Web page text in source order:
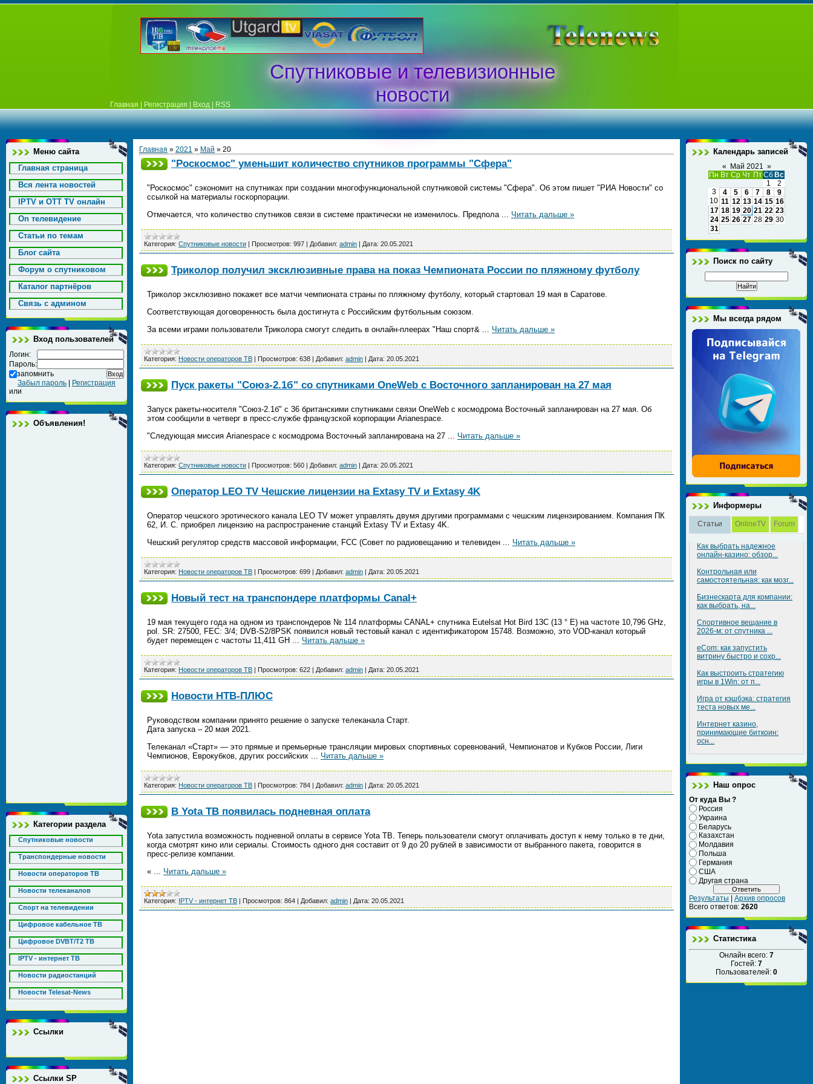
Спутниковые и телевизионные
новости
Главная Регистрация Вход RSS
Меню сайта
Главная страница
Вся лента новостей
IPTV и OTT TV онлайн
On телевидение
Статьи по темам
Блог сайта
Форум о спутниковом
Каталог партнёров
Cвязь с админом
Вход пользователей
Логин:
Пароль:
запомнить
Забыл пароль
Регистрация
или
Объявления!
Категории раздела
Спутниковые новости
Транспондерные новости
Новости операторов ТВ
Новости телеканалов
Спорт на телевидении
Цифровое кабельное ТВ
Цифровое DVBT/T2 ТВ
IPTV - интернет ТВ
Новости радиостанций
Новости Telesat-News
Ссылки
Ссылки SP
Главная » 2021 » Май » 20
"Роскосмос" уменьшит количество спутников программы "Сфера"
"Роскосмос" сэкономит на спутниках при создании многофункциональной спутниковой системы "Сфера". Об этом пишет "РИА Новости" со
ссылкой на материалы госкорпорации.
Отмечается, что количество спутников связи в системе практически не изменилось. Предпола ... Читать дальше »
Категория: Спутниковые новости | Просмотров: 997 | Добавил: admin | Дата: 20.05.2021
Триколор получил эксклюзивные права на показ Чемпионата России по пляжному футболу
Триколор эксклюзивно покажет все матчи чемпионата страны по пляжному футболу, который стартовал 19 мая в Саратове.
Соответствующая договоренность была достигнута с Российским футбольным союзом.
За всеми играми пользователи Триколора смогут следить в онлайн-плеерах "Наш спорт& ... Читать дальше »
Категория: Новости операторов ТВ | Просмотров: 638 | Добавил: admin | Дата: 20.05.2021
Пуск ракеты "Союз-2.1б" со спутниками OneWeb с Восточного запланирован на 27 мая
Запуск ракеты-носителя "Союз-2.1б" с 36 британскими спутниками связи OneWeb с космодрома Восточный запланирован на 27 мая. Об
этом сообщили в четверг в пресс-службе французской корпорации Arianespace.
"Следующая миссия Arianespace с космодрома Восточный запланирована на 27 ... Читать дальше »
Категория: Спутниковые новости | Просмотров: 560 | Добавил: admin | Дата: 20.05.2021
Оператор LEO TV Чешские лицензии на Extasy TV и Extasy 4K
Оператор чешского эротического канала LEO TV может управлять двумя другими программами с чешским лицензированием. Компания ПК
62, И. С. приобрел лицензию на распространение станций Extasy TV и Extasy 4K.
Чешский регулятор средств массовой информации, FCC (Совет по радиовещанию и телевиден ... Читать дальше »
Категория: Новости операторов ТВ | Просмотров: 699 | Добавил: admin | Дата: 20.05.2021
Новый тест на транспондере платформы Canal+
19 мая текущего года на одном из транспондеров № 114 платформы CANAL+ спутника Eutelsat Hot Bird 13C (13 ° E) на частоте 10,796 GHz,
pol. SR: 27500, FEC: 3/4; DVB-S2/8PSK появился новый тестовый канал с идентификатором 15748. Возможно, это VOD-канал который
будет перемещен с частоты 11,411 GH ... Читать дальше »
Категория: Новости операторов ТВ | Просмотров: 622 | Добавил: admin | Дата: 20.05.2021
Новости НТВ-ПЛЮС
Руководством компании принято решение о запуске телеканала Старт.
Дата запуска –​ 20 мая 2021.
Телеканал «Старт»​ — это прямые и премьерные трансляции мировых спортивных соревнований, Чемпионатов и Кубков России, Лиги
Чемпионов, Еврокубков, других российских ... Читать дальше »
Категория: Новости операторов ТВ | Просмотров: 784 | Добавил: admin | Дата: 20.05.2021
В Yota ТВ появилась подневная оплата
Yota запустила возможность подневной оплаты в сервисе Yota ТВ. Теперь пользователи смогут оплачивать доступ к нему только в те дни,
когда смотрят кино или сериалы. Стоимость одного дня составит от 9 до 20 рублей в зависимости от выбранного пакета, говорится в
пресс-релизе компании.
« ... Читать дальше »
Категория: IPTV - интернет ТВ | Просмотров: 864 | Добавил: admin | Дата: 20.05.2021
Календарь записей
« Май 2021 »
Пн Вт Ср Чт ПтСб Вс
1
2
3
4 5 6 7 8
9
10 11 12 13 14 15 16
17 18 19 20 21 22 23
24 25 26 27 28 29 30
31
Поиск по сайту
Мы всегда рядом
Информеры
Статьи OnlineTV Forum
Как выбрать надежное
онлайн-казино: обзор...
Контрольная или
самостоятельная: как мозг...
Бизнескарта для компании:
как выбрать, на...
Спортивное вещание в
2026-м: от спутника ...
eCom: как запустить
витрину быстро и сохр...
Как выстроить стратегию
игры в 1Win: от п...
Игра от кэшбэка: стратегия
теста новых ме...
Интернет казино,
принимающие биткоин:
осн...
Наш опрос
От куда Вы ?
Россия
Украина
Беларусь
Казахстан
Молдавия
Польша
Германия
США
Другая страна
Результаты
Архив опросов
Всего ответов: 2620
Статистика
Онлайн всего: 7
Гостей: 7
Пользователей: 0